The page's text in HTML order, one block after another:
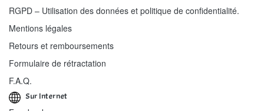
RGPD – Utilisation des données et politique de confidentialité.
Mentions légales
Retours et remboursements
Formulaire de rétractation
F.A.Q.
Sur Internet